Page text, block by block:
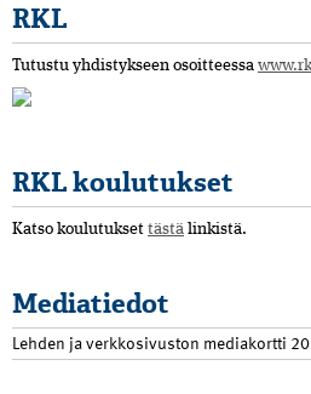
RKL
Tutustu yhdistykseen osoitteessa
RKL koulutukset
Katso koulutukset tästä linkistä.
Mediatiedot
Lehden ja verkkosivuston mediakortti